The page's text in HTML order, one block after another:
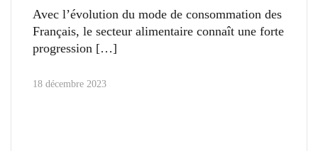
Avec l’évolution du mode de consommation des
Français, le secteur alimentaire connaît une forte
progression
18 décembre 2023